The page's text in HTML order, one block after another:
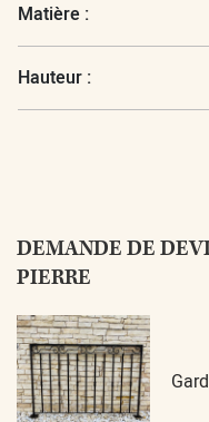
Matière :
Hauteur :
DEMANDE DE
PIERRE